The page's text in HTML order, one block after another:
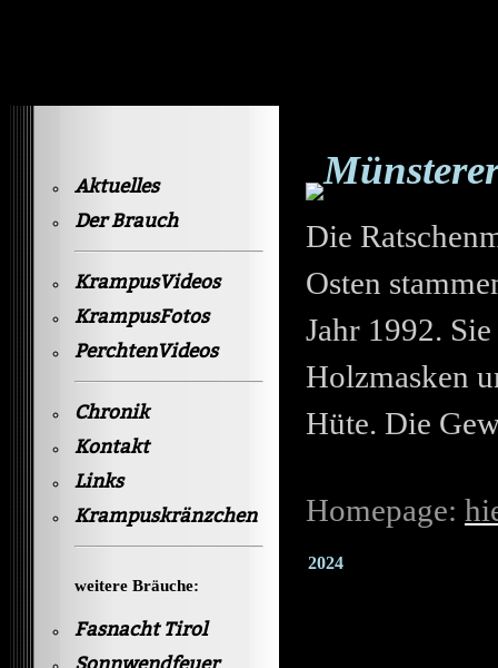
Aktuelles
Der Brauch
KrampusVideos
KrampusFotos
PerchtenVideos
Chronik
Kontakt
Links
Krampuskränzchen
weitere Bräuche:
Fasnacht Tirol
Die
Osten
Jahr 1992.
Holzmasken
Hüte. Die
Homepage:
2024